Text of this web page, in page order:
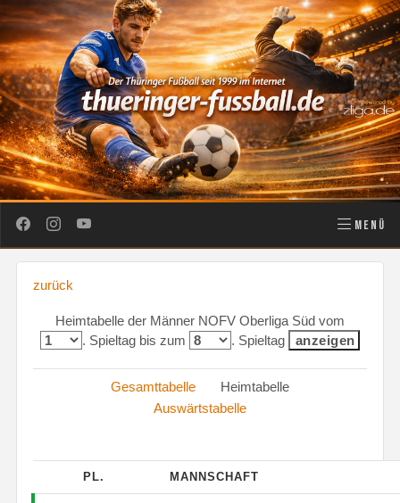
MENÜ
zurück
Heimtabelle der Männer NOFV Oberliga Süd vom
. Spieltag bis zum
. Spieltag
Gesamttabelle Heimtabelle
Auswärtstabelle
PL. MANNSCHAFT